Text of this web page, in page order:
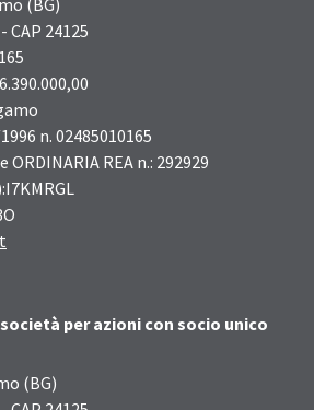
(BG)
CAP 24125
n. 02485010165
REA n.: 292929
società per azioni con socio unico
(BG)